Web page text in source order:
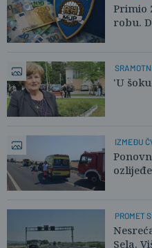
Primio
robu.
'U
IZMEĐU
PROMET
Sela.